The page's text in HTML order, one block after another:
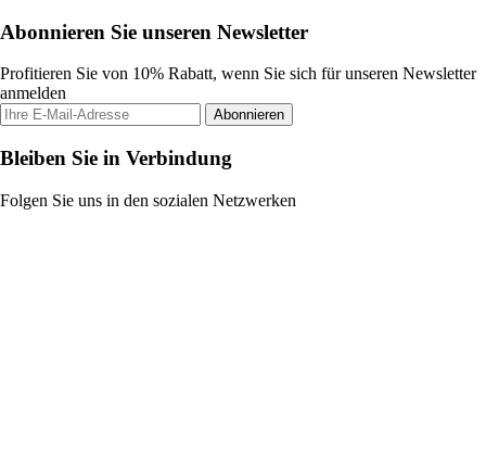
Abonnieren Sie unseren Newsletter
Profitieren Sie von 10% Rabatt, wenn Sie sich für unseren Newsletter
anmelden
Abonnieren
Bleiben Sie in Verbindung
Folgen Sie uns in den sozialen Netzwerken